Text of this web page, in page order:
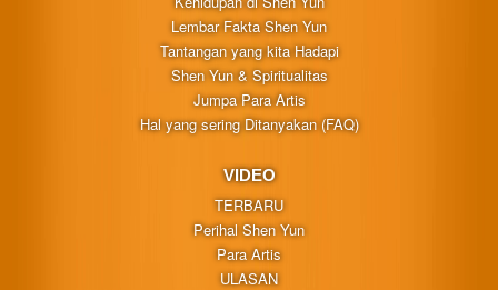
Lembar Fakta Shen Yun
Tantangan yang kita Hadapi
Shen Yun & Spiritualitas
Jumpa Para Artis
Hal yang sering Ditanyakan (FAQ)
VIDEO
TERBARU
Perihal Shen Yun
Para Artis
ULASAN